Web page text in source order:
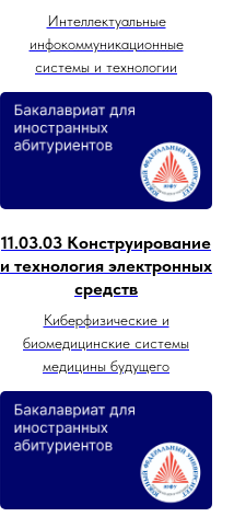
Интеллектуальные
инфокоммуникационные
системы и технологии
11.03.03 Конструирование
и технология электронных
средств
Киберфизические и
биомедицинские системы
медицины будущего